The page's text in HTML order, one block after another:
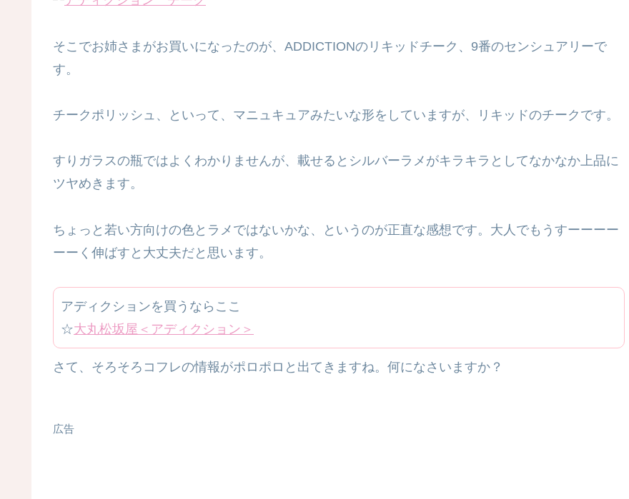
そこでお姉さまがお買いになったのが、ADDICTIONのリキッドチーク、9番のセンシュアリーで
す。
チークポリッシュ、といって、マニュキュアみたいな形をしていますが、リキッドのチークです。
すりガラスの瓶ではよくわかりませんが、載せるとシルバーラメがキラキラとしてなかなか上品に
ツヤめきます。
ちょっと若い方向けの色とラメではないかな、というのが正直な感想です。大人でもうすーーーー
ーーく伸ばすと大丈夫だと思います。
アディクションを買うならここ
☆大丸松坂屋＜アディクション＞
さて、そろそろコフレの情報がポロポロと出てきますね。何になさいますか？
広告